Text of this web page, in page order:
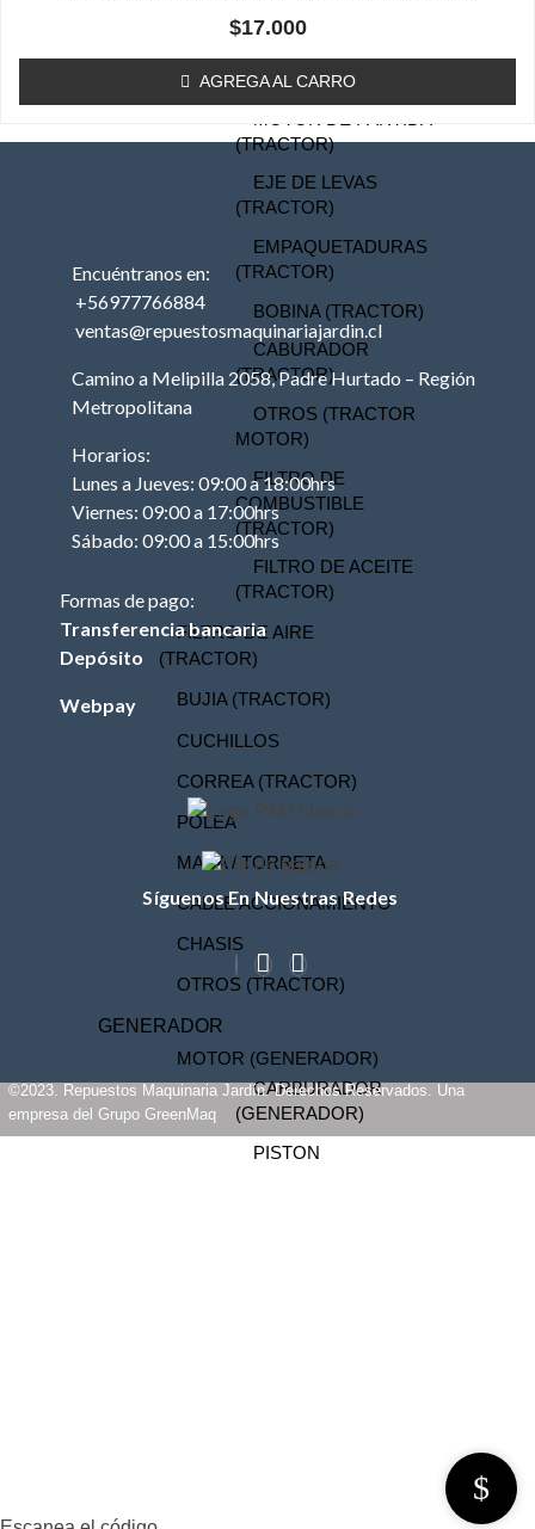
ANILLOS (TRACTOR)
BIELA (TRACTOR)
(TRACTOR)
EJE DE LEVAS
(TRACTOR)
EMPAQUETADURAS
(TRACTOR)
BOBINA (TRACTOR)
CABURADOR
(TRACTOR)
OTROS (TRACTOR
MOTOR)
FILTRO DE
COMBUSTIBLE
(TRACTOR)
FILTRO DE ACEITE
(TRACTOR)
FILTRO DE AIRE
(TRACTOR)
BUJIA (TRACTOR)
CUCHILLOS
CORREA (TRACTOR)
POLEA
MASA / TORRETA
CABLE ACCIONAMIENTO
CHASIS
OTROS (TRACTOR)
GENERADOR
MOTOR (GENERADOR)
CARBURADOR
(GENERADOR)
PISTON
$17.000
AGREGA AL CARRO
Encuéntranos en:
+56977766884
ventas@repuestosmaquinariajardin.cl
Camino a Melipilla 2058, Padre Hurtado – Región
Metropolitana
Horarios:
Lunes a Jueves: 09:00 a 18:00hrs
Viernes: 09:00 a 17:00hrs
Sábado: 09:00 a 15:00hrs
Formas de pago:
Transferencia bancaria
Depósito
Webpay
Síguenos En Nuestras Redes
©2023. Repuestos Maquinaria Jardín. Derechos Reservados. Una
empresa del Grupo GreenMaq